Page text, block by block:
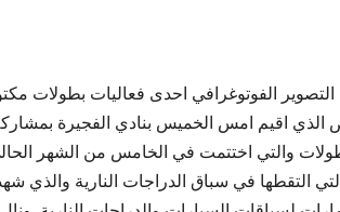
الفوتوغرافي احدى فعاليات بطولات
والتي اختتمت في الخامس من الشهر
التقطها في سباق الدراجات النارية والذي